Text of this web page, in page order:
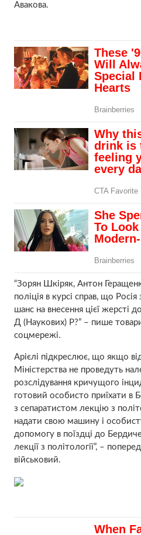
Авакова.
“Зорян Шкіряк, Антон
поліція в курсі справ, що
шанс на внесення цієї жерсті
Д (Наукових) Р?” – пише
соцмережі.
Арієлі підкреслює, що якщо
Міністерства не проведуть
розслідування кричущого
готовий особисто приїхати в
з сепаратистом лекцію з
надати свою машину і
допомогу в поїздці до
лекції з політології”, –
військовий.